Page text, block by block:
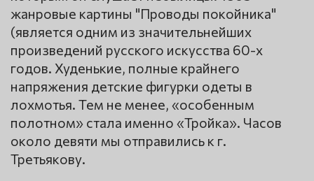
жанровые картины "Проводы покойника"
(является одним из значительнейших
произведений русского искусства 60-х
годов. Худенькие, полные крайнего
напряжения детские фигурки одеты в
лохмотья. Тем не менее, «особенным
полотном» стала именно «Тройка». Часов
около девяти мы отправились к г.
Третьякову.